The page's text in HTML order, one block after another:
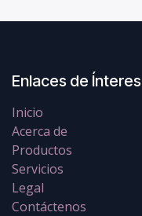
Enlaces de Ínteres
Inicio
Acerca de
Productos
Servicios
Legal
Contáctenos